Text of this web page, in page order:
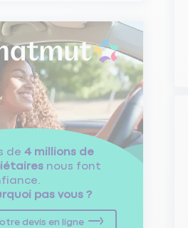
de 4 millions de
nous font
pas vous ?
devis en ligne